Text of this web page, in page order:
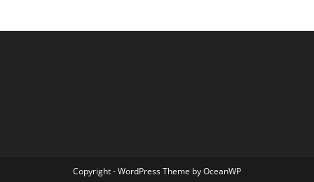
Copyright - WordPress Theme by OceanWP